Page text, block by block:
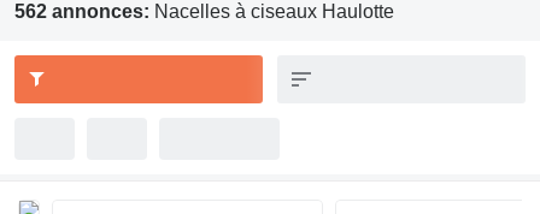
562 annonces: Nacelles à ciseaux Haulotte